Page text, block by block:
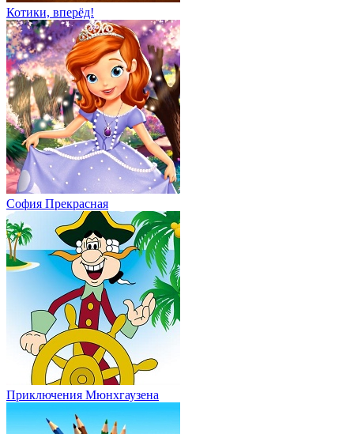
Котики, вперёд!
София Прекрасная
Приключения Мюнхгаузена